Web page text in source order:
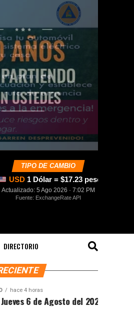
TIPO DE CAMBIO
USD 1 Dólar = $17.23 pesos
Actualizado: 5 Ago 2026 · 7:02 PM
Fuente: ExchangeRate API
DIRECTORIO
hace 4 horas
6 de Agosto del 2026